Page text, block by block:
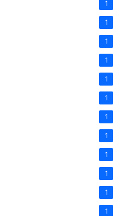
1
1
1
1
1
1
1
1
1
1
1
1